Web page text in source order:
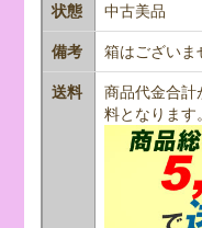
状態 中古美品
備考 箱はございま
送料
商品代金合計
料となります